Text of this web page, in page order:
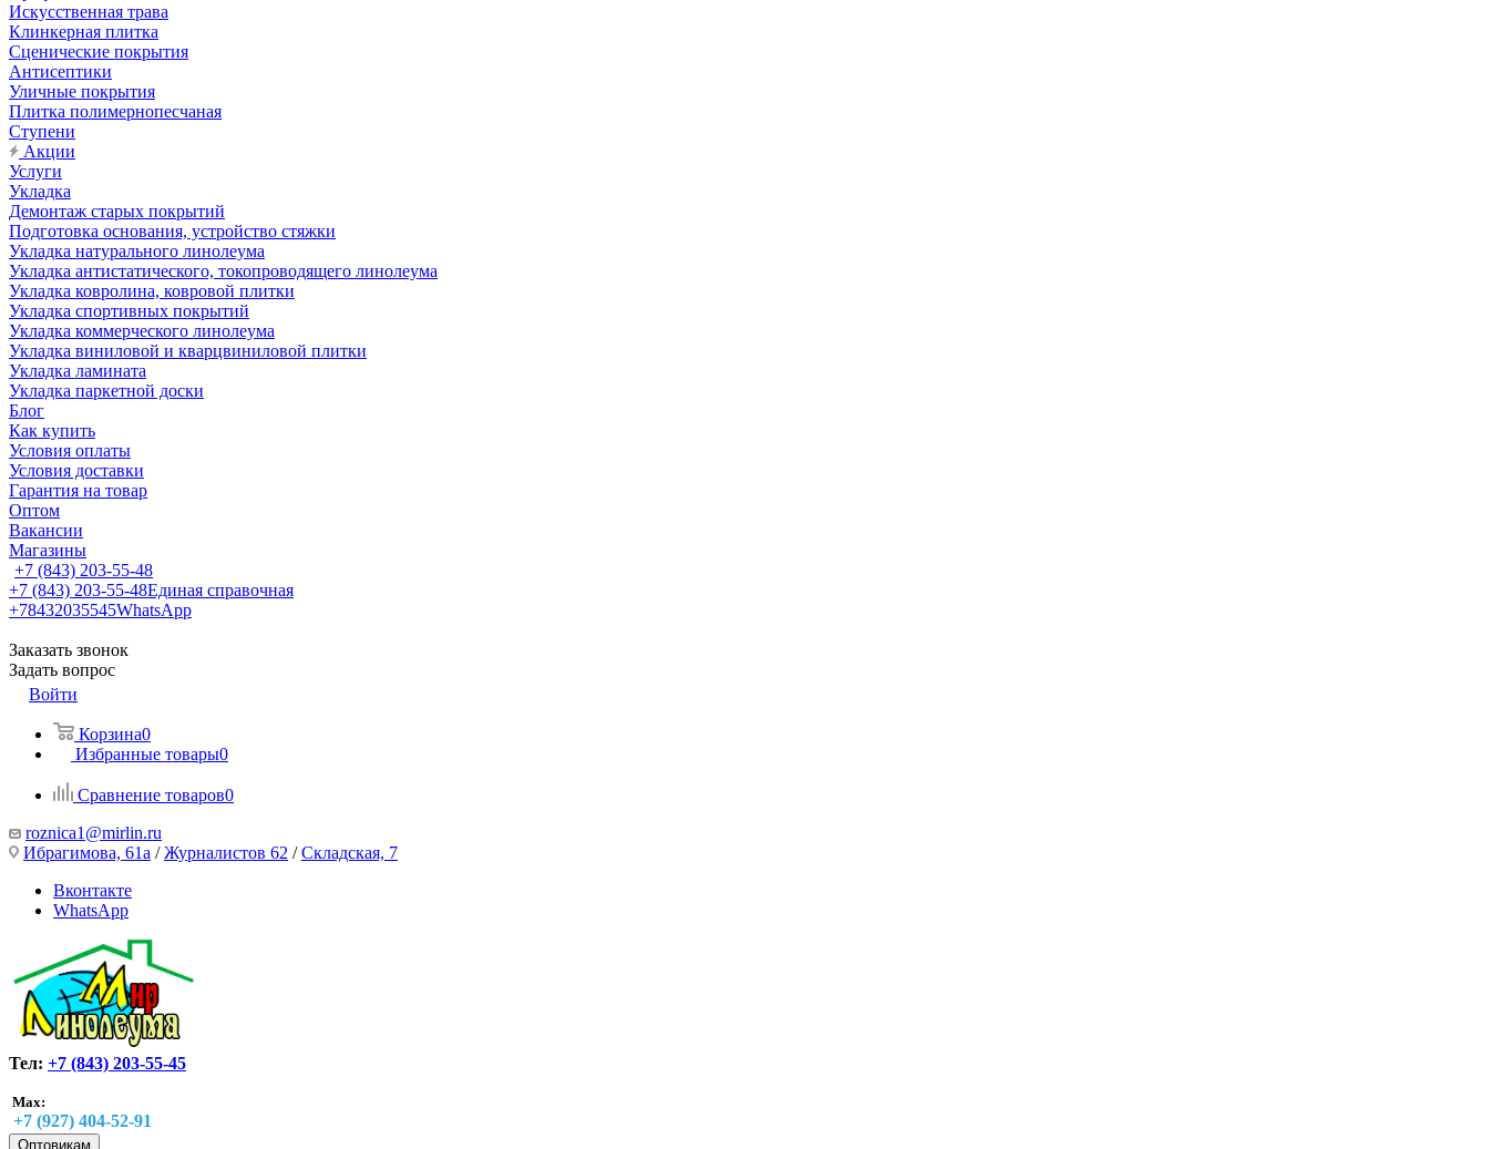
Искусственная трава
Клинкерная плитка
Сценические покрытия
Антисептики
Уличные покрытия
Плитка полимернопесчаная
Ступени
Акции
Услуги
Укладка
Демонтаж старых покрытий
Подготовка основания, устройство стяжки
Укладка натурального линолеума
Укладка антистатического, токопроводящего линолеума
Укладка ковролина, ковровой плитки
Укладка спортивных покрытий
Укладка коммерческого линолеума
Укладка виниловой и кварцвиниловой плитки
Укладка ламината
Укладка паркетной доски
Блог
Как купить
Условия оплаты
Условия доставки
Гарантия на товар
Оптом
Вакансии
Магазины
+7 (843) 203-55-48
+7 (843) 203-55-48Единая справочная
+78432035545WhatsApp
Заказать звонок
Задать вопрос
Войти
Корзина0
Избранные товары0
Сравнение товаров0
roznica1@mirlin.ru
Ибрагимова, 61а /Журналистов 62 /Складская, 7
Вконтакте
WhatsApp
Тел: +7 (843) 203-55-45
Max:
+7 (927) 404-52-91
Оптовикам